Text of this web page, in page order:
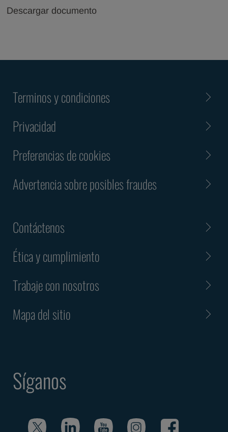
Descargar documento
Terminos y condiciones
Privacidad
Preferencias de cookies
Advertencia sobre posibles fraudes
Contáctenos
Ética y cumplimiento
Trabaje con nosotros
Mapa del sitio
Síganos